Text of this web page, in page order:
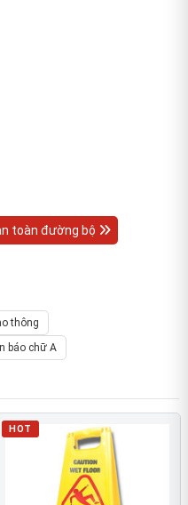
toàn đường bộ
thông
báo chữ A
HOT